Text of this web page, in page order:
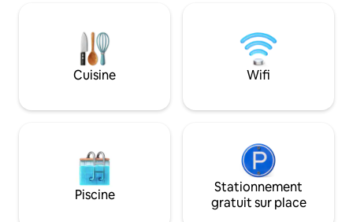
de mètres derrière, vous rappelant que
la civilisation est toujours là, mais ici, vous
êtes dans votre propre monde.
toute l'île. En
50 mètres et le
Continente à
voiture.
Cuisine Wifi
Piscine
Stationnement
gratuit sur place